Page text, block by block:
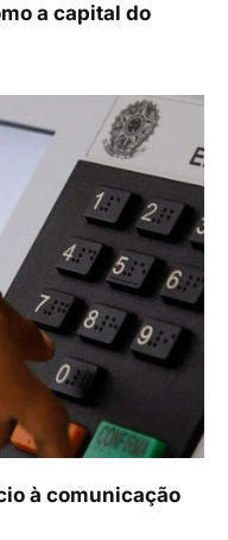
a capital do
à comunicação